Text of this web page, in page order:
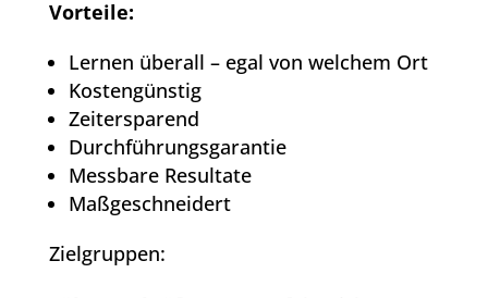
Vorteile:
Lernen überall – egal von welchem Ort
Kostengünstig
Zeitersparend
Durchführungsgarantie
Messbare Resultate
Maßgeschneidert
Zielgruppen: